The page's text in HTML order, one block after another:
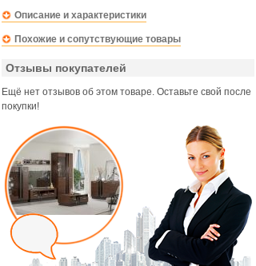
Описание и характеристики
Похожие и сопутствующие товары
Отзывы покупателей
Ещё нет отзывов об этом товаре. Оставьте свой после
покупки!